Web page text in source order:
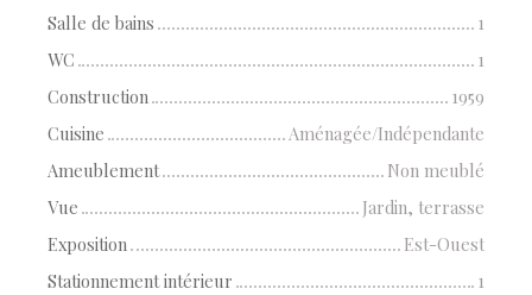
Salle de bains
1
WC
1
Construction
1959
Cuisine
Aménagée/Indépendante
Ameublement
Non meublé
Vue
Jardin, terrasse
Exposition
Est-Ouest
Stationnement intérieur
1